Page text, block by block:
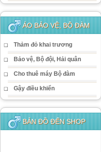
ÁO BẢO VỆ, BỘ ĐÀM
Thảm đỏ khai trương
Bảo vệ, Bộ đội, Hải quân
Cho thuê máy Bộ đàm
Gậy điều khiển
BẢN ĐỒ ĐẾN SHOP